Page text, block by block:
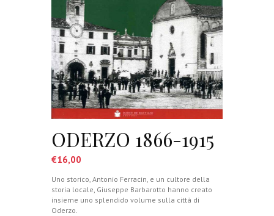
ODERZO 1866-1915
€16,00
Uno storico, Antonio Ferracin, e un cultore della
storia locale, Giuseppe Barbarotto hanno creato
insieme uno splendido volume sulla città di
Oderzo.